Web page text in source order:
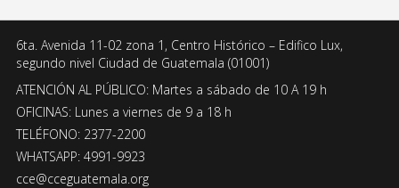
6ta. Avenida 11-02 zona 1, Centro Histórico – Edifico Lux,
segundo nivel Ciudad de Guatemala (01001)
ATENCIÓN AL PÚBLICO: Martes a sábado de 10 A 19 h
OFICINAS: Lunes a viernes de 9 a 18 h
TELÉFONO: 2377-2200
WHATSAPP: 4991-9923
cce@cceguatemala.org